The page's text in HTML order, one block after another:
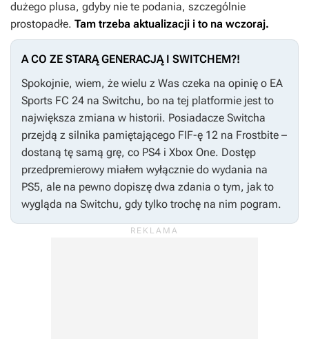
dużego plusa, gdyby nie te podania, szczególnie
prostopadłe. Tam trzeba aktualizacji i to na wczoraj.
A CO ZE STARĄ GENERACJĄ I SWITCHEM?!
Spokojnie, wiem, że wielu z Was czeka na opinię o EA
Sports FC 24 na Switchu, bo na tej platformie jest to
największa zmiana w historii. Posiadacze Switcha
przejdą z silnika pamiętającego FIF-ę 12 na Frostbite –
dostaną tę samą grę, co PS4 i Xbox One. Dostęp
przedpremierowy miałem wyłącznie do wydania na
PS5, ale na pewno dopiszę dwa zdania o tym, jak to
wygląda na Switchu, gdy tylko trochę na nim pogram.